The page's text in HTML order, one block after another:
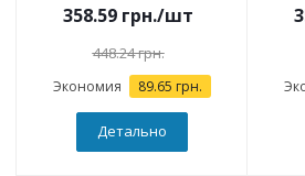
358.59 грн./шт
448.24грн.
Экономия 89.65 грн.
Детально